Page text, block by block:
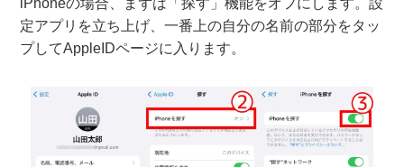
定アプリを立ち上げ、一番上の自分の名前の部分をタッ
プしてAppleIDページに入ります。